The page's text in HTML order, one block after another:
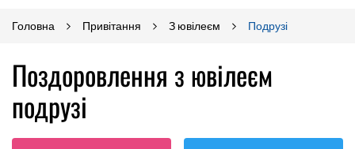
Головна Привітання З ювілеєм Подрузі
Поздоровлення з ювілеєм
подрузі